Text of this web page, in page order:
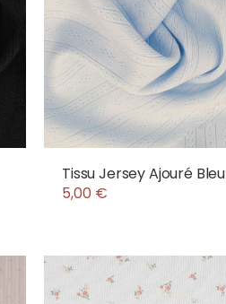
Tissu Jersey Ajouré Bleu
5,00 €